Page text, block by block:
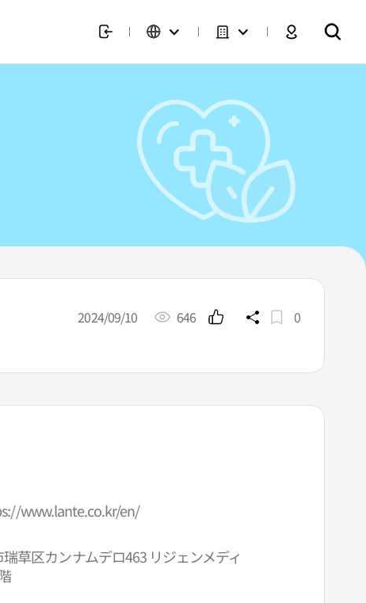
2024/09/10 646 0
www.lante.co.kr/en/
草区カンナムデロ463 リジェンメディ